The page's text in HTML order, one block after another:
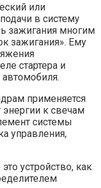
или
в систему
зажигания многим
зажигания». Ему
стартера и
применяется
к свечам
системы
управления,
устройство, как